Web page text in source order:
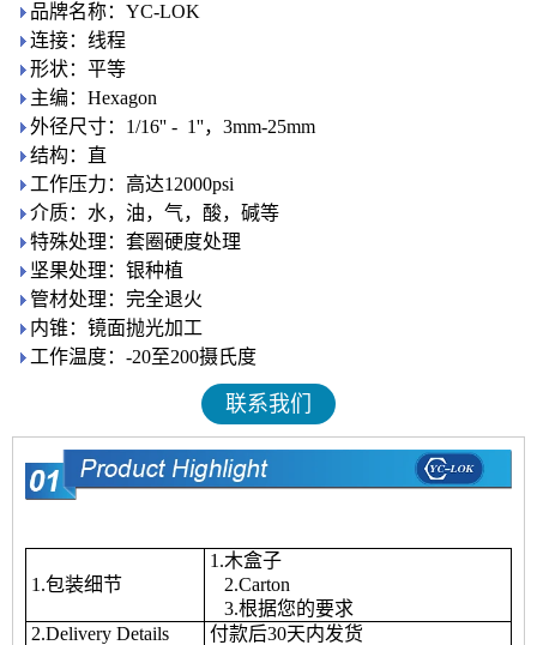
品牌名称：YC-LOK
连接：线程
形状：平等
主编：Hexagon
外径尺寸：1/16'' - 1''，3mm-25mm
结构：直
工作压力：高达12000psi
介质：水，油，气，酸，碱等
特殊处理：套圈硬度处理
坚果处理：银种植
管材处理：完全退火
内锥：镜面抛光加工
工作温度：-20至200摄氏度
联系我们
1.包装细节
1.木盒子
2.Carton
3.根据您的要求
2.Delivery Details
付款后30天内发货